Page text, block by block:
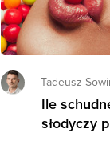
Tadeusz
Ile
słodyczy